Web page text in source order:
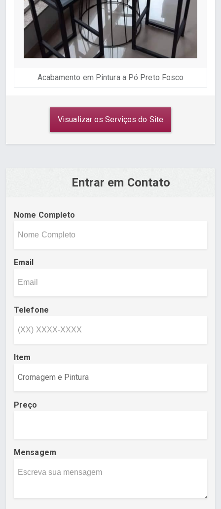
Acabamento em Pintura a Pó Preto Fosco
Visualizar os Serviços do Site
Entrar em Contato
Nome Completo
Email
Telefone
Item
Preço
Mensagem